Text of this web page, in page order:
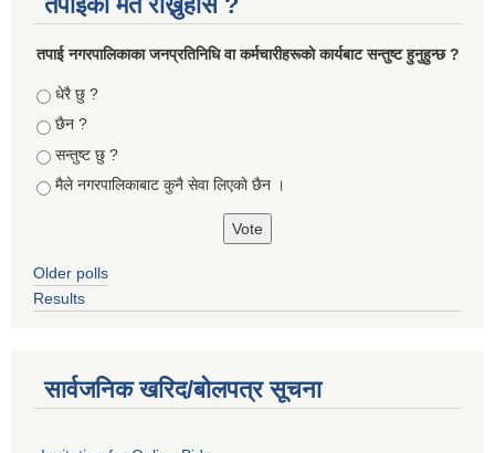
तपा‌ई नगरपालिकाका जनप्रतिनिधि वा कर्मचारीहरूकाे कार्यबाट सन्तुष्ट हुनुहुन्छ ?
Choices
धेरै छु ?
छैन ?
सन्तुष्ट छु ?
मैले नगरपालिकाबाट कुनै सेवा लिएकाे छैन ।
Older polls
Results
सार्वजनिक खरिद/बोलपत्र सूचना